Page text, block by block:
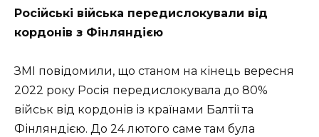
Російські війська передислокували від
кордонів з Фінляндією
ЗМІ повідомили, що станом на кінець вересня
2022 року Росія передислокувала до 80%
військ від кордонів із країнами Балтії та
Фінляндією. До 24 лютого саме там була